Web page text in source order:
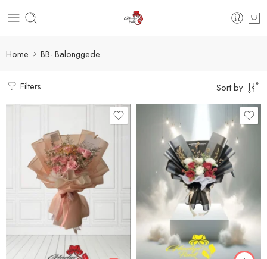
Home BB- Balonggede
Filters Sort by